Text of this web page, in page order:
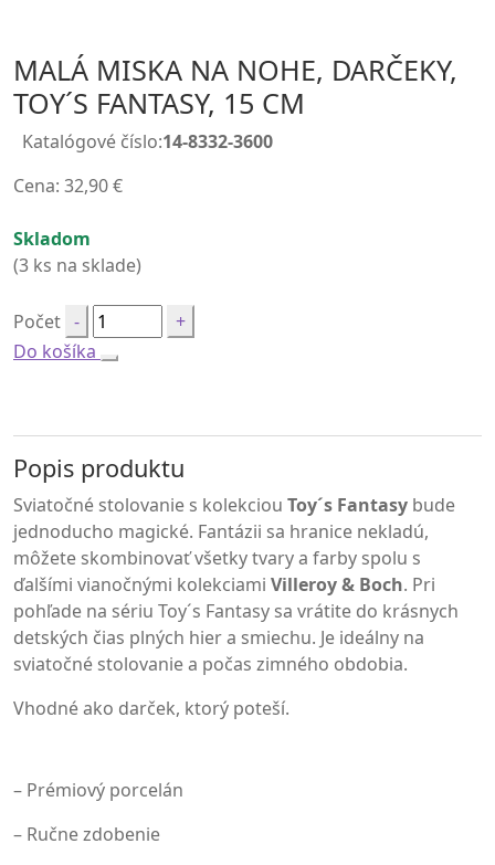
MALÁ MISKA NA NOHE, DARČEKY,
TOY´S FANTASY, 15 CM
Katalógové číslo:14-8332-3600
Cena: 32,90€
Skladom
(3 ks na sklade)
Počet
Do košíka
Popis produktu
Sviatočné stolovanie s kolekciou Toy´s Fantasy bude
jednoducho magické. Fantázii sa hranice nekladú,
môžete skombinovať všetky tvary a farby spolu s
ďalšími vianočnými kolekciami Villeroy & Boch. Pri
pohľade na sériu Toy´s Fantasy sa vrátite do krásnych
detských čias plných hier a smiechu. Je ideálny na
sviatočné stolovanie a počas zimného obdobia.
Vhodné ako darček, ktorý poteší.
– Prémiový porcelán
– Ručne zdobenie